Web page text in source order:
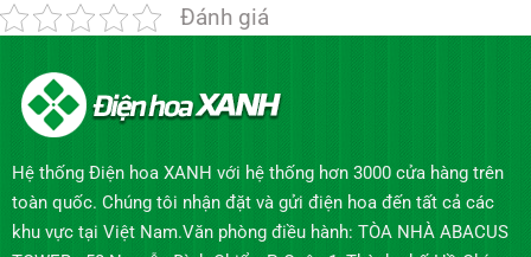
Đánh giá
Hệ thống Điện hoa XANH với hệ thống hơn 3000 cửa hàng trên
toàn quốc. Chúng tôi nhận đặt và gửi điện hoa đến tất cả các
khu vực tại Việt Nam.Văn phòng điều hành: TÒA NHÀ ABACUS